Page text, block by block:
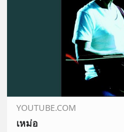
YOUTUBE.COM
เหม่อ